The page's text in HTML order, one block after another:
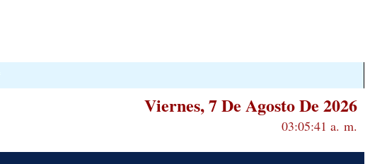
Viernes, 7 De Agosto De 2026
03:05:42 a. m.